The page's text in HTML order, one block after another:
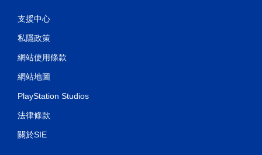
支援中心
私隱政策
網站使用條款
網站地圖
PlayStation Studios
法律條款
關於SIE